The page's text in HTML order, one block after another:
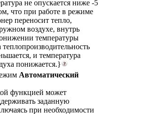
не опускается ниже -5
что при работе в режиме
переносит тепло,
воздухе, внутрь
температуры
и температура
понижается.}
Автоматический
функцией может
заданную
при необходимости